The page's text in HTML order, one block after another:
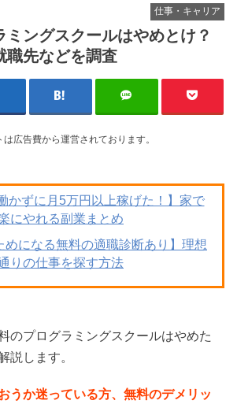
仕事・キャリア
ミングスクールはやめとけ？
職先などを調査
は広告費から運営されております。
かずに月5万円以上稼げた！】家で
にやれる副業まとめ
めになる無料の適職診断あり】理想
りの仕事を探す方法
のプログラミングスクールはやめた
説します。
うか迷っている方、無料のデメリッ